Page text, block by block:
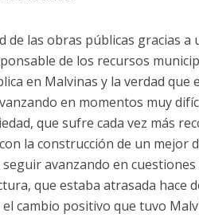
las obras públicas gracias a
de los recursos
en Malvinas y la verdad que
en momentos muy
que sufre cada vez más
la construcción de un mejor
avanzando en cuestiones
que estaba atrasada hace
cambio positivo que tuvo